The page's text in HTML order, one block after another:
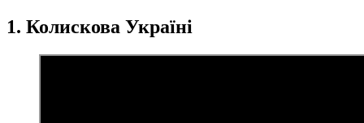
1. Колискова Україні